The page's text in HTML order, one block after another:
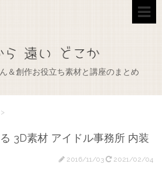
＆創作お役立ち素材と講座のまとめ
>
3D素材 アイドル事務所 内装
2016/11/03 2021/02/04